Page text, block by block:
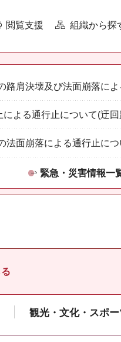
閲覧支援 組織から探
路肩決壊及び法面崩落に
よる通行止について(迂
法面崩落による通行止につ
緊急・災害情報一
観光・文化・スポー